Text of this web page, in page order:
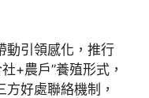
動引領感化，推行
+農戶”養殖形式，
好處聯絡機制，